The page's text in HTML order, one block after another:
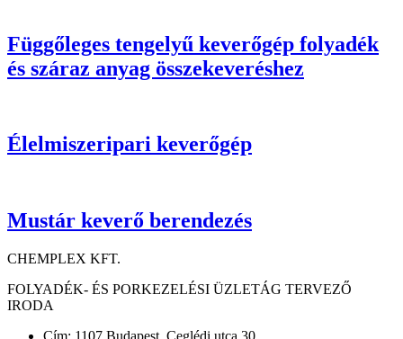
Függőleges tengelyű keverőgép folyadék
és száraz anyag összekeveréshez
Élelmiszeripari keverőgép
Mustár keverő berendezés
CHEMPLEX KFT.
FOLYADÉK- ÉS PORKEZELÉSI ÜZLETÁG TERVEZŐ
IRODA